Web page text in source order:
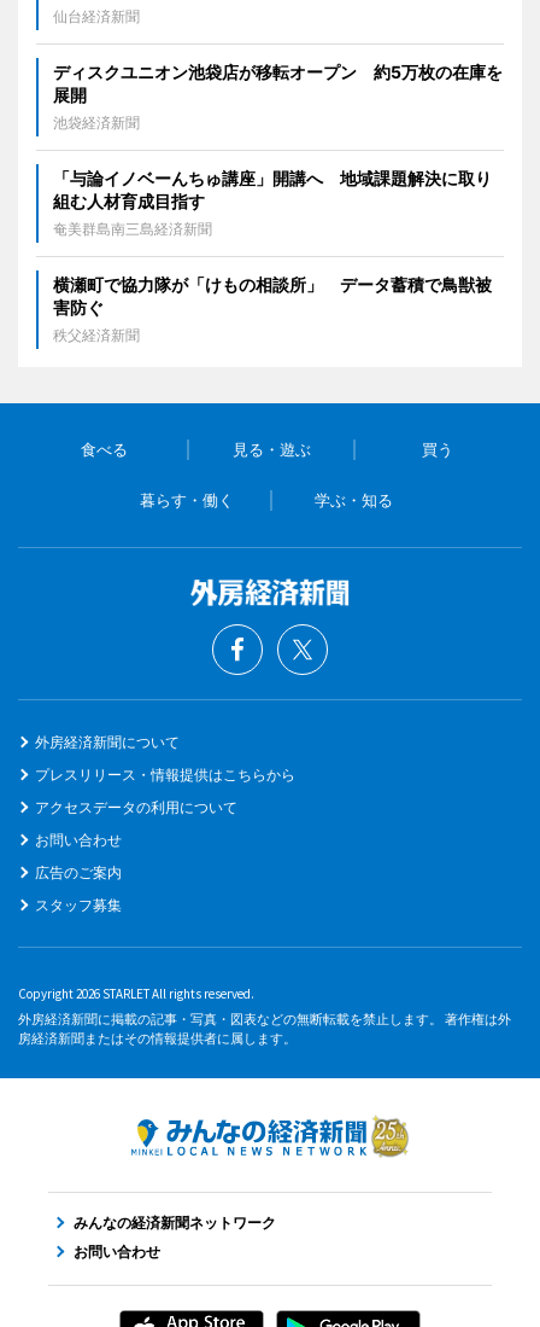
仙台経済新聞
ディスクユニオン池袋店が移転オープン 約5万枚の在庫を
展開
池袋経済新聞
「与論イノベーんちゅ講座」開講へ 地域課題解決に取り
組む人材育成目指す
奄美群島南三島経済新聞
横瀬町で協力隊が「けもの相談所」 データ蓄積で鳥獣被
害防ぐ
秩父経済新聞
食べる 見る・遊ぶ 買う
暮らす・働く 学ぶ・知る
外房経済新聞について
プレスリリース・情報提供はこちらから
アクセスデータの利用について
お問い合わせ
広告のご案内
スタッフ募集
Copyright 2026 STARLET All rights reserved.
外房経済新聞に掲載の記事・写真・図表などの無断転載を禁止します。 著作権は外
房経済新聞またはその情報提供者に属します。
みんなの経済新聞ネットワーク
お問い合わせ